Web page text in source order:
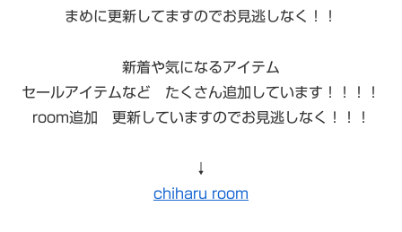
まめに更新してますのでお見逃しなく！！
新着や気になるアイテム
セールアイテムなど たくさん追加しています！！！！
room追加 更新していますのでお見逃しなく！！！
↓
chiharu room